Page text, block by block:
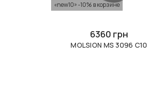
«new10» -10% в корзине
6360 грн
MOLSION MS 3096 C10